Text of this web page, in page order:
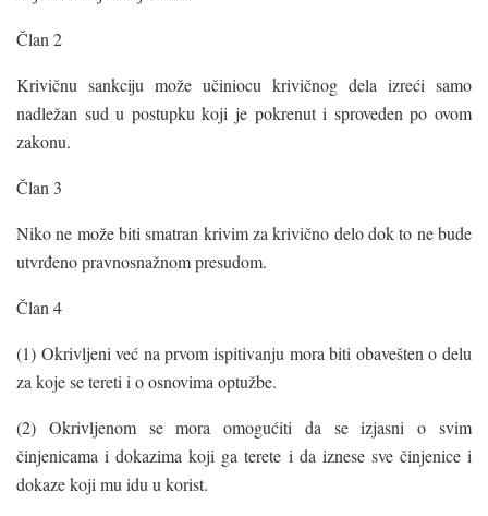
Član 2
Krivičnu sankciju može učiniocu krivičnog dela izreći samo
nadležan sud u postupku koji je pokrenut i sproveden po ovom
zakonu.
Član 3
Niko ne može biti smatran krivim za krivično delo dok to ne bude
utvrđeno pravnosnažnom presudom.
Član 4
(1) Okrivljeni već na prvom ispitivanju mora biti obavešten o delu
za koje se tereti i o osnovima optužbe.
(2) Okrivljenom se mora omogućiti da se izjasni o svim
činjenicama i dokazima koji ga terete i da iznese sve činjenice i
dokaze koji mu idu u korist.